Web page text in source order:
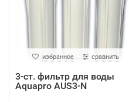
избранное сравнить
3-ст. фильтр для воды
Aquapro AUS3-N